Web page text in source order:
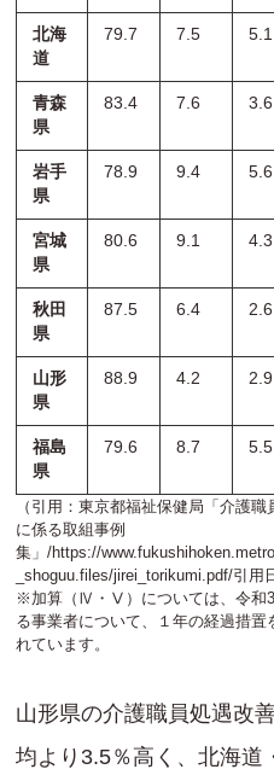
北海
道
79.7 7.5 5.1
青森
県
83.4 7.6 3.6
岩手
県
78.9 9.4 5.6
宮城
県
80.6 9.1 4.3
秋田
県
87.5 6.4 2.6
山形
県
88.9 4.2 2.9
福島
県
79.6 8.7 5.5
（引用：東京都福祉保健局「介護
に係る取組事例
集」/https://
_shoguu.files/jirei_torikumi.pdf/引用
※加算（Ⅳ・Ⅴ）については、令和
る事業者について、１年の経過措
れています。
山形県の介護職員処遇改
均より3.5％高く、北海道